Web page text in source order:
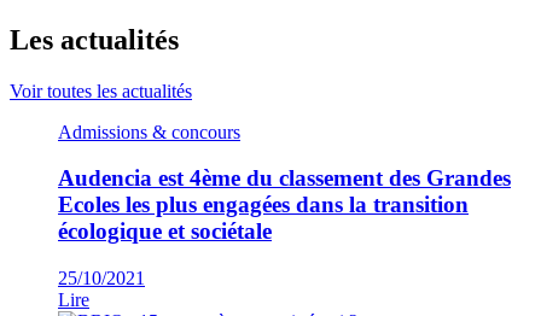
Les actualités
Voir toutes les actualités
Admissions & concours
Audencia est 4ème du classement des Grandes
Ecoles les plus engagées dans la transition
écologique et sociétale
25/10/2021
Lire